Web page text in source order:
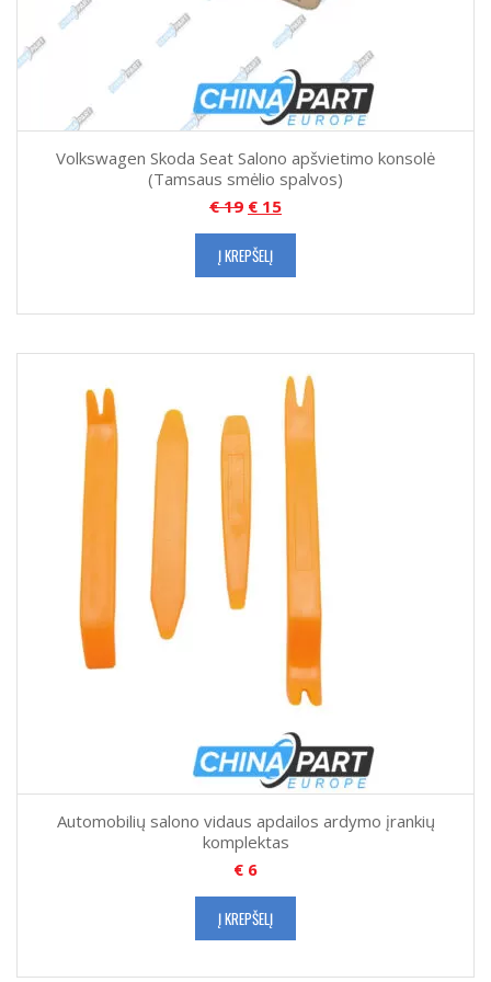
Volkswagen Skoda Seat Salono apšvietimo konsolė
(Tamsaus smėlio spalvos)
€19 € 15
Į KREPŠELĮ
Automobilių salono vidaus apdailos ardymo įrankių
komplektas
€ 6
Į KREPŠELĮ